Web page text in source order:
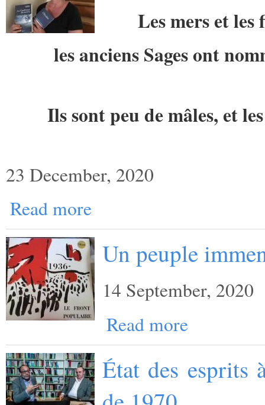
Les mers et
les anciens Sages ont
Ils sont peu de mâles, et
23 December, 2020
Read more
Un peuple
14 September, 2020
Read more
État des esprits